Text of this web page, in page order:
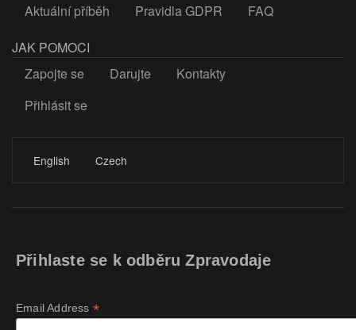
Aktuální příběh
Pravidla GDPR
FAQ
JAK POMOCI
Zapojte se
Darujte
Kontakty
LOGIN
Přihlásit se
English Czech
Přihlaste se k odběru Zpravodaje
Email Address *